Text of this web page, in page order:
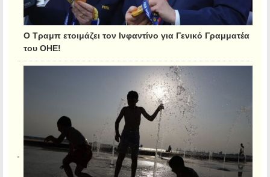
Ο Τραμπ ετοιμάζει τον Ινφαντίνο για Γενικό Γραμματέα
του ΟΗΕ!